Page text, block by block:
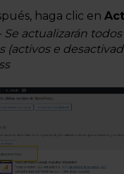
haga clic en
Se actualizarán
(activos e